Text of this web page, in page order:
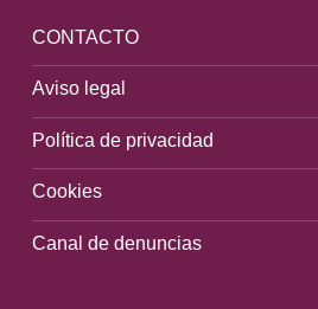
CONTACTO
Aviso legal
Política de privacidad
Cookies
Canal de denuncias